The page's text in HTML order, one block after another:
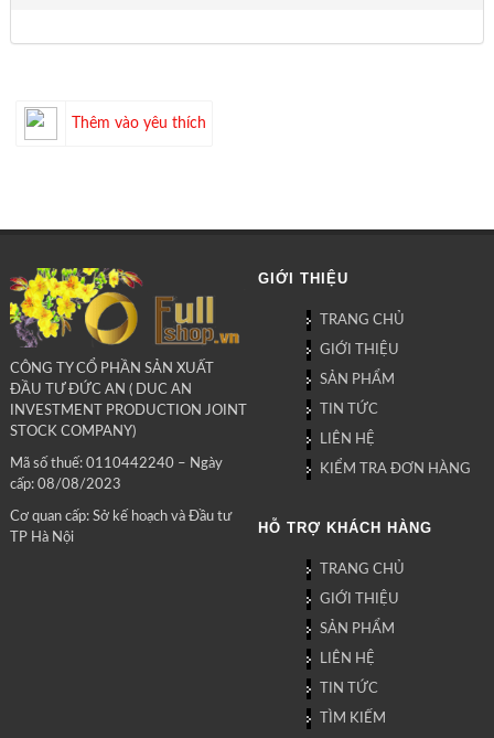
Thêm vào yêu thích
CÔNG TY CỔ PHẦN SẢN XUẤT
ĐẦU TƯ ĐỨC AN ( DUC AN
INVESTMENT PRODUCTION JOINT
STOCK COMPANY)
Mã số thuế: 0110442240 – Ngày
cấp: 08/08/2023
Cơ quan cấp: Sở kế hoạch và Đầu tư
TP Hà Nội
GIỚI THIỆU
TRANG CHỦ
GIỚI THIỆU
SẢN PHẨM
TIN TỨC
LIÊN HỆ
KIỂM TRA ĐƠN HÀNG
HỖ TRỢ KHÁCH HÀNG
TRANG CHỦ
GIỚI THIỆU
SẢN PHẨM
LIÊN HỆ
TIN TỨC
TÌM KIẾM